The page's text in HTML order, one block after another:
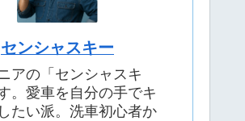
センシャスキー
アの「センシャスキ
。愛車を自分の手でキ
たい派。洗車初心者か